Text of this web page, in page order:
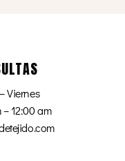
Viernes
12:00 am